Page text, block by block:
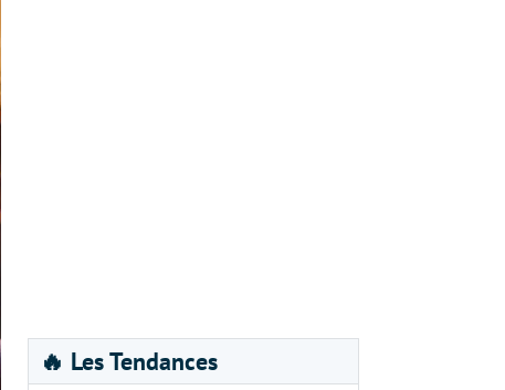
🔥 Les Tendances